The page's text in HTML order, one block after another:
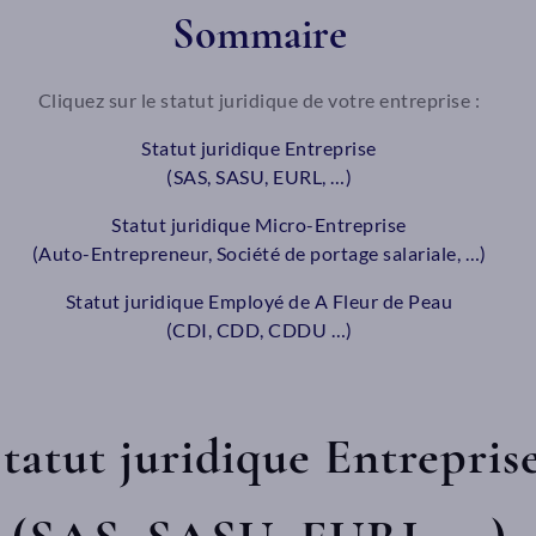
Sommaire
Cliquez sur le statut juridique de votre entreprise :
Statut juridique Entreprise
(SAS, SASU, EURL, …)
Statut juridique Micro-Entreprise
(Auto-Entrepreneur, Société de portage salariale, …)
Statut juridique Employé de A Fleur de Peau
(CDI, CDD, CDDU …)
juridique